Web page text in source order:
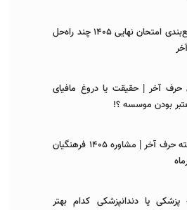
مرور و جمع‌بندی امتحان نهایی 1405 چند راه‌حل
حرف آخر | حقیقت یا دروغ مافیای
بودن موسسه ؟!
انتخاب رشته حرف آخر | مشاوره 1405 فرهنگیان
یا دندانپزشکی کدام بهتر